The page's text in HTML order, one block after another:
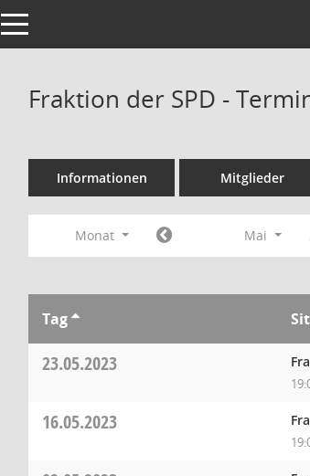
Toggle navigation
Fraktion der SPD -
Informationen Mitglieder
Monat Mai
Tag
23.05.2023
16.05.2023